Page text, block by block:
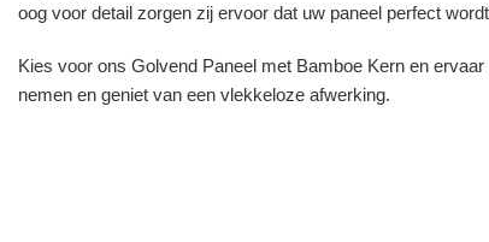
oog voor detail zorgen zij ervoor dat uw paneel perfect
Kies voor ons Golvend Paneel met Bamboe Kern en
nemen en geniet van een vlekkeloze afwerking.